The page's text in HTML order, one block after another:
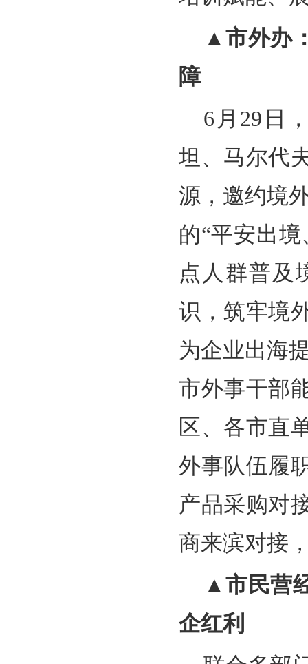
▲市外办
障
6月29日
坦、马尔代
源，邀约境
的“平安出
点人群普及
识，筑牢境
为企业出海
市外事干部
区、各市直
外事队伍履
产品采购对
商来滨对接
▲市民营
企红利